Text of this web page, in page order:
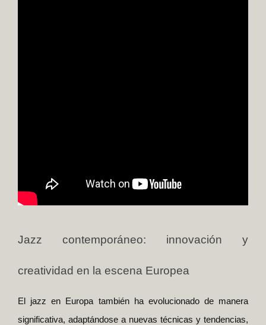
Jazz contemporáneo: innovación y
creatividad en la escena Europea
El jazz en Europa también ha evolucionado de manera
significativa, adaptándose a nuevas técnicas y tendencias,